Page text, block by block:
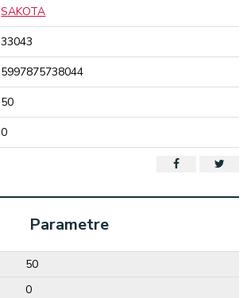
SAKOTA
33043
5997875738044
50
0
Parametre
50
0